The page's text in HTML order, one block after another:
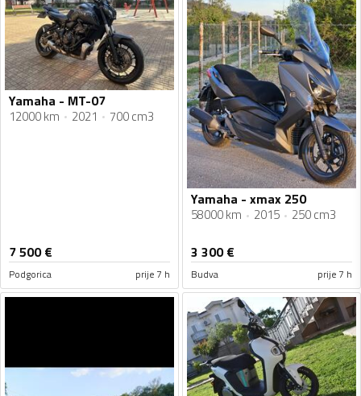
Yamaha - MT-07
12000 km 2021 700 cm3
7 500€
Podgorica prije 7 h
Yamaha - xmax 250
58000 km 2015 250 cm3
3 300€
Budva prije 7 h